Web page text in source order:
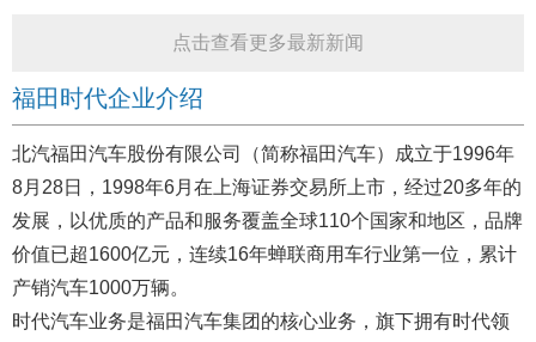
点击查看更多最新新闻
福田时代企业介绍
北汽福田汽车股份有限公司（简称福田汽车）成立于1996年
8月28日，1998年6月在上海证券交易所上市，经过20多年的
发展，以优质的产品和服务覆盖全球110个国家和地区，品牌
价值已超1600亿元，连续16年蝉联商用车行业第一位，累计
产销汽车1000万辆。
时代汽车业务是福田汽车集团的核心业务，旗下拥有时代领